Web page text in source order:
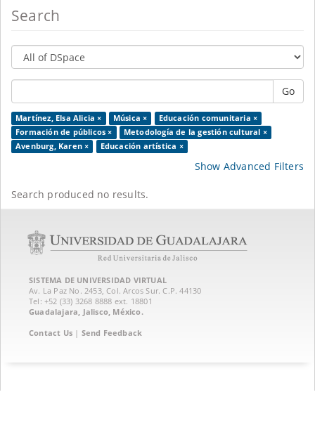
Search
Go
Martínez, Elsa Alicia × Música ×
Educación comunitaria ×
Formación de públicos ×
Metodología de la gestión cultural ×
Avenburg, Karen ×
Educación artística ×
Show Advanced Filters
Search produced no results.
SISTEMA DE UNIVERSIDAD VIRTUAL
Av. La Paz No. 2453, Col. Arcos Sur. C.P. 44130
Tel: +52 (33) 3268 8888‏ ext. 18801
Guadalajara, Jalisco, México.
Contact Us | Send Feedback